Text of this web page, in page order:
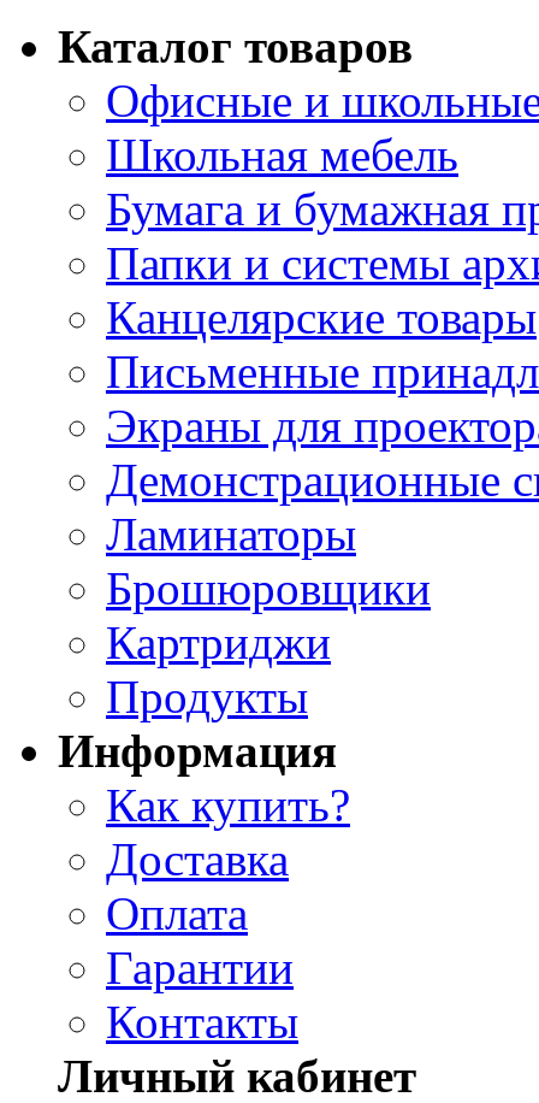
Каталог товаров
Офисные и
Школьная мебель
Бумага и бумажная
Папки и системы
Канцелярские товары
Письменные
Экраны для
Демонстрационные
Ламинаторы
Брошюровщики
Картриджи
Продукты
Информация
Как купить?
Доставка
Оплата
Гарантии
Контакты
Личный кабинет